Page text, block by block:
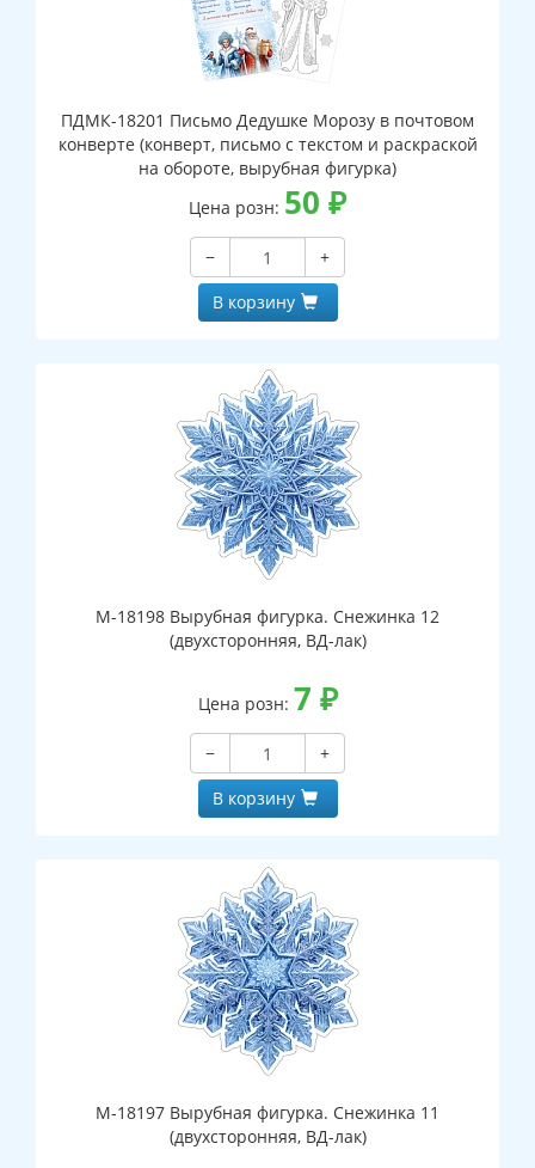
ПДМК-18201 Письмо Дедушке Морозу в почтовом
конверте (конверт, письмо с текстом и раскраской
на обороте, вырубная фигурка)
Цена розн: 50 ₽
−
+
В корзину
М-18198 Вырубная фигурка. Снежинка 12
(двухсторонняя, ВД-лак)
Цена розн: 7 ₽
−
+
В корзину
М-18197 Вырубная фигурка. Снежинка 11
(двухсторонняя, ВД-лак)